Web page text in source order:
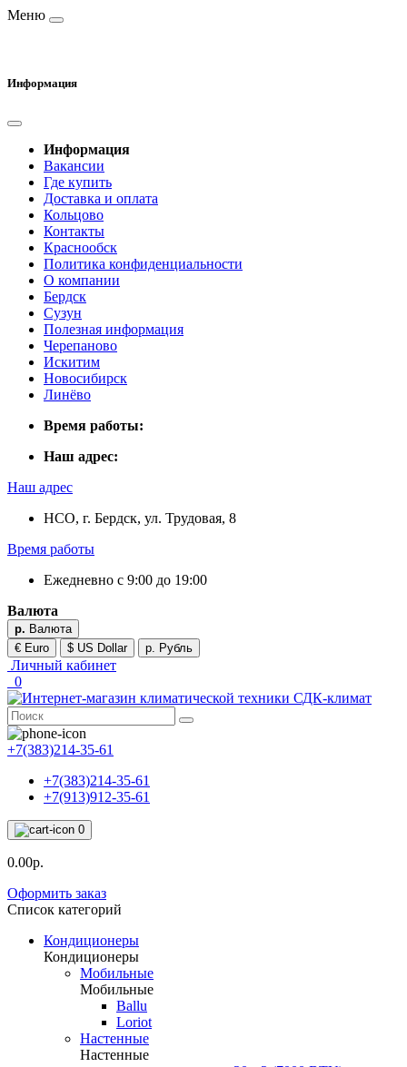
Меню
Информация
Информация
Вакансии
Где купить
Доставка и оплата
Кольцово
Контакты
Краснообск
Политика конфиденциальности
О компании
Бердск
Сузун
Полезная информация
Черепаново
Искитим
Новосибирск
Линёво
Время работы:
Наш адрес:
Наш адрес
НСО, г. Бердск, ул. Трудовая, 8
Время работы
Ежедневно с 9:00 до 19:00
Валюта
р. Валюта
€ Euro
$ US Dollar р. Рубль
Личный кабинет
0
+7(383)214-35-61
+7(383)214-35-61
+7(913)912-35-61
0
0.00р.
Оформить заказ
Список категорий
Кондиционеры
Кондиционеры
Мобильные
Мобильные
Ballu
Loriot
Настенные
Настенные